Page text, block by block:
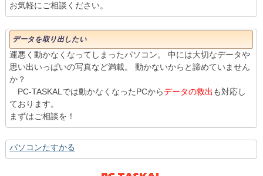
お気軽にご相談ください。
データを取り出したい
運悪く動かなくなってしまったパソコン。 中には大切なデータや
思い出いっぱいの写真など満載。 動かないからと諦めていません
か？
PC-TASKALでは動かなくなったPCからデータの救出 も対応し
ております。
まずはご相談を！
パソコンたすかる